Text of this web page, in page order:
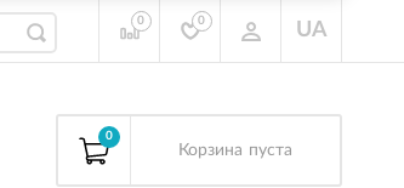
0 0 UA
0
Корзина пуста